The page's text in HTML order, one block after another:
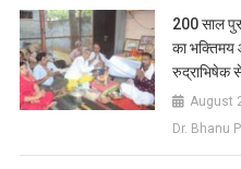
200 साल
का भक्तिमय
रुद्राभिषेक
August
Dr. Bhanu